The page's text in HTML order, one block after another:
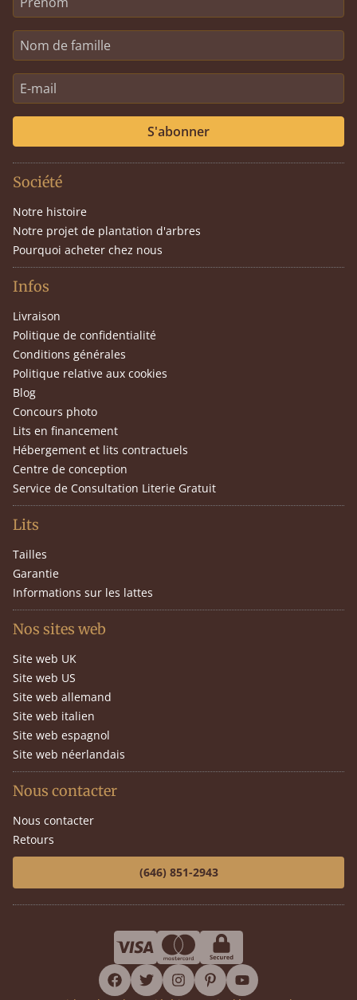
S'abonner
Société
Notre histoire
Notre projet de plantation d'arbres
Pourquoi acheter chez nous
Infos
Livraison
Politique de confidentialité
Conditions générales
Politique relative aux cookies
Blog
Concours photo
Lits en financement
Hébergement et lits contractuels
Centre de conception
Service de Consultation Literie Gratuit
Lits
Tailles
Garantie
Informations sur les lattes
Nos sites web
Site web UK
Site web US
Site web allemand
Site web italien
Site web espagnol
Site web néerlandais
Nous contacter
Nous contacter
Retours
(646) 851-2943
facebook
twitterinstagram
pinterestyoutube